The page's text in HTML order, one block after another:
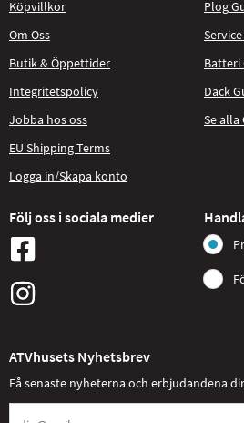
Köpvillkor
Om Oss
Butik & Öppettider
Integritetspolicy
Jobba hos oss
EU Shipping Terms
Logga in/Skapa konto
Plog
Batteri
Däck
Se alla
Följ oss i sociala medier
ATVhusets Nyhetsbrev
Få senaste nyheterna och erbjudandena